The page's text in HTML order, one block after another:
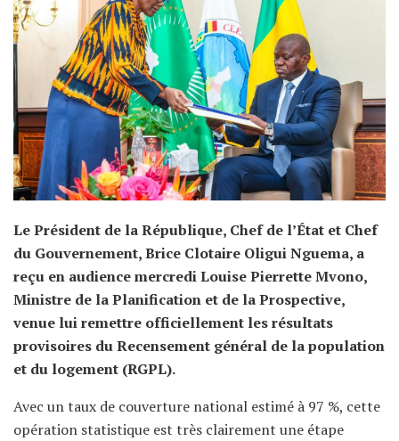
Le Président de la République, Chef de l’État et Chef
du Gouvernement, Brice Clotaire Oligui Nguema, a
reçu en audience mercredi Louise Pierrette Mvono,
Ministre de la Planification et de la Prospective,
venue lui remettre officiellement les résultats
provisoires du Recensement général de la population
et du logement (RGPL).
Avec un taux de couverture national estimé à 97 %, cette
opération statistique est très clairement une étape